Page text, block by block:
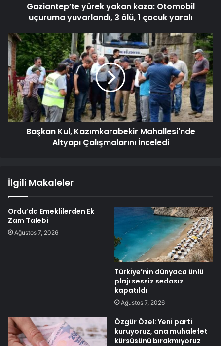
Gaziantep’te yürek yakan kaza: Otomobil
uçuruma yuvarlandı, 3 ölü, 1 çocuk yaralı
Başkan Kul, Kazımkarabekir Mahallesi'nde
Altyapı Çalışmalarını İnceledi
İlgili Makaleler
Ordu’da Emeklilerden Ek
Zam Talebi
Ağustos 7, 2026
Türkiye’nin dünyaca ünlü
plajı sessiz sedasız
kapatıldı
Ağustos 7, 2026
Özgür Özel: Yeni parti
kuruyoruz, ana muhalefet
kürsüsünü bırakmıyoruz